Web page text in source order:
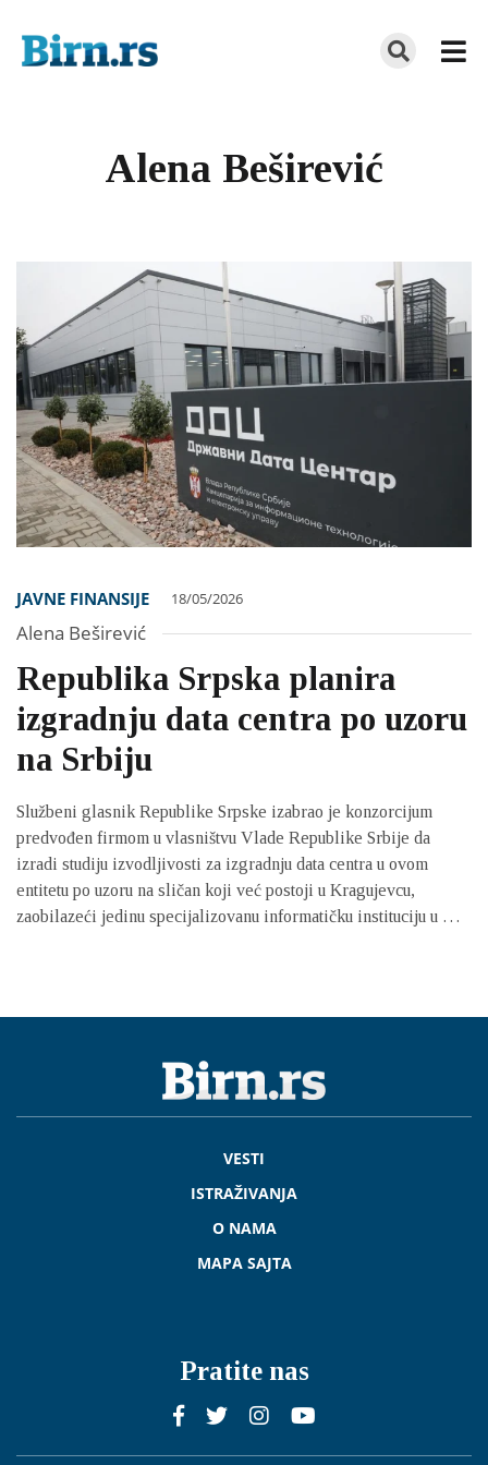
Alena Beširević
JAVNE FINANSIJE 18/05/2026
Alena Beširević
Republika Srpska planira
izgradnju data centra po uzoru
na Srbiju
Službeni glasnik Republike Srpske izabrao je konzorcijum
predvođen firmom u vlasništvu Vlade Republike Srbije da
izradi studiju izvodljivosti za izgradnju data centra u ovom
entitetu po uzoru na sličan koji već postoji u Kragujevcu,
zaobilazeći jedinu specijalizovanu informatičku instituciju u RS
VESTI
ISTRAŽIVANJA
O NAMA
MAPA SAJTA
Pratite nas